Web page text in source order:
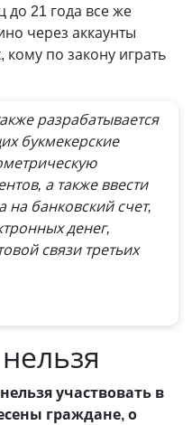
до 21 года все же
через аккаунты
кому по закону играть
разрабатывается
букмекерские
а также ввести
банковский счет,
денег,
связи третьих
участвовать в
граждане, о